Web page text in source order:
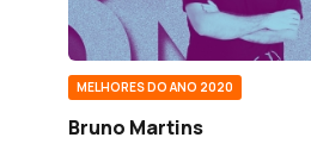
MELHORES DO ANO 2020
Bruno Martins